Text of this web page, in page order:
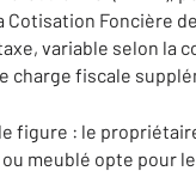
Cotisation Foncière
variable selon la
charge fiscale
figure : le
meublé opte pour